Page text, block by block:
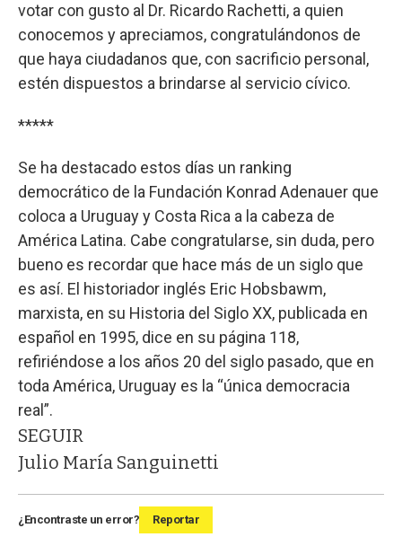
votar con gusto al Dr. Ricardo Rachetti, a quien
conocemos y apreciamos, congratulándonos de
que haya ciudadanos que, con sacrificio personal,
estén dispuestos a brindarse al servicio cívico.
*****
Se ha destacado estos días un ranking
democrático de la Fundación Konrad Adenauer que
coloca a Uruguay y Costa Rica a la cabeza de
América Latina. Cabe congratularse, sin duda, pero
bueno es recordar que hace más de un siglo que
es así. El historiador inglés Eric Hobsbawm,
marxista, en su Historia del Siglo XX, publicada en
español en 1995, dice en su página 118,
refiriéndose a los años 20 del siglo pasado, que en
toda América, Uruguay es la “única democracia
real”.
SEGUIR
Julio María Sanguinetti
¿Encontraste un error? Reportar